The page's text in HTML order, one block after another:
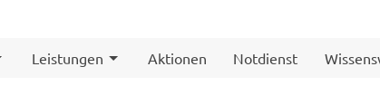
Leistungen Aktionen Notdienst